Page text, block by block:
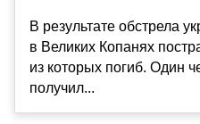
В результате обстрела
в Великих Копанях
из которых погиб. Один
получил...